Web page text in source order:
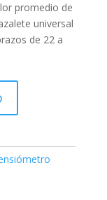
promedio de
universal
de 22 a